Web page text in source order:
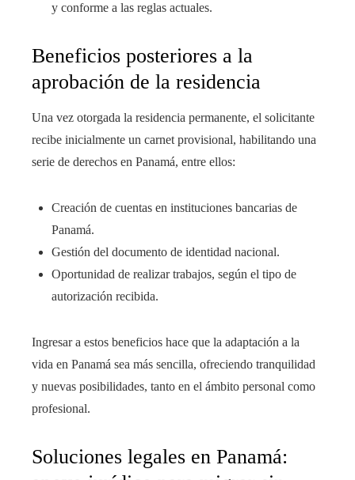
y conforme a las reglas actuales.
Beneficios posteriores a la
aprobación de la residencia
Una vez otorgada la residencia permanente, el solicitante
recibe inicialmente un carnet provisional, habilitando una
serie de derechos en Panamá, entre ellos:
Creación de cuentas en instituciones bancarias de
Panamá.
Gestión del documento de identidad nacional.
Oportunidad de realizar trabajos, según el tipo de
autorización recibida.
Ingresar a estos beneficios hace que la adaptación a la
vida en Panamá sea más sencilla, ofreciendo tranquilidad
y nuevas posibilidades, tanto en el ámbito personal como
profesional.
Soluciones legales en Panamá: